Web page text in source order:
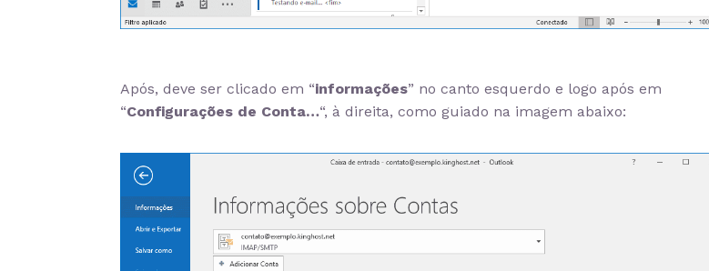
Após, deve ser clicado em “informações” no canto esquerdo e logo após em
“Configurações de Conta…“, à direita, como guiado na imagem abaixo: